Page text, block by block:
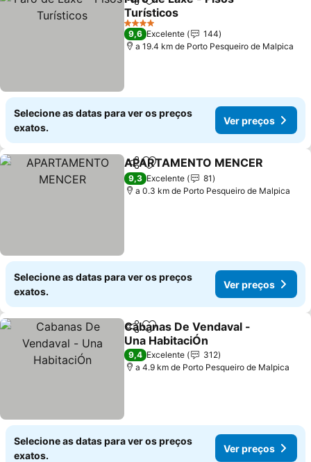
PartilharAdicionar aos favoritos
Turísticos
Ver preços
4 Estrelas
9,6 Excelente
144
a 19.4 km de Porto Pesqueiro de Malpica
Selecione as datas para ver os preços
exatos.
Ver preços
PartilharAdicionar aos favoritos
APARTAMENTO MENCER
9,3 Excelente
81
a 0.3 km de Porto Pesqueiro de Malpica
Selecione as datas para ver os preços
exatos.
Ver preços
PartilharAdicionar aos favoritos
Cabanas De Vendaval -
Una HabitaciÓn
Ver preços
9,4 Excelente
312
a 4.9 km de Porto Pesqueiro de Malpica
Selecione as datas para ver os preços
exatos.
Ver preços